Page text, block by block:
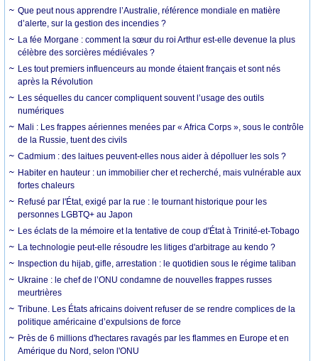
Que peut nous apprendre l’Australie, référence mondiale en matière
d’alerte, sur la gestion des incendies ?
La fée Morgane : comment la sœur du roi Arthur est-elle devenue la plus
célèbre des sorcières médiévales ?
Les tout premiers influenceurs au monde étaient français et sont nés
après la Révolution
Les séquelles du cancer compliquent souvent l’usage des outils
numériques
Mali : Les frappes aériennes menées par « Africa Corps », sous le contrôle
de la Russie, tuent des civils
Cadmium : des laitues peuvent-elles nous aider à dépolluer les sols ?
Habiter en hauteur : un immobilier cher et recherché, mais vulnérable aux
fortes chaleurs
Refusé par l'État, exigé par la rue : le tournant historique pour les
personnes LGBTQ+ au Japon
Les éclats de la mémoire et la tentative de coup d'État à Trinité-et-Tobago
La technologie peut-elle résoudre les litiges d'arbitrage au kendo ?
Inspection du hijab, gifle, arrestation : le quotidien sous le régime taliban
Ukraine : le chef de l’ONU condamne de nouvelles frappes russes
meurtrières
Tribune. Les États africains doivent refuser de se rendre complices de la
politique américaine d’expulsions de force
Près de 6 millions d'hectares ravagés par les flammes en Europe et en
Amérique du Nord, selon l'ONU